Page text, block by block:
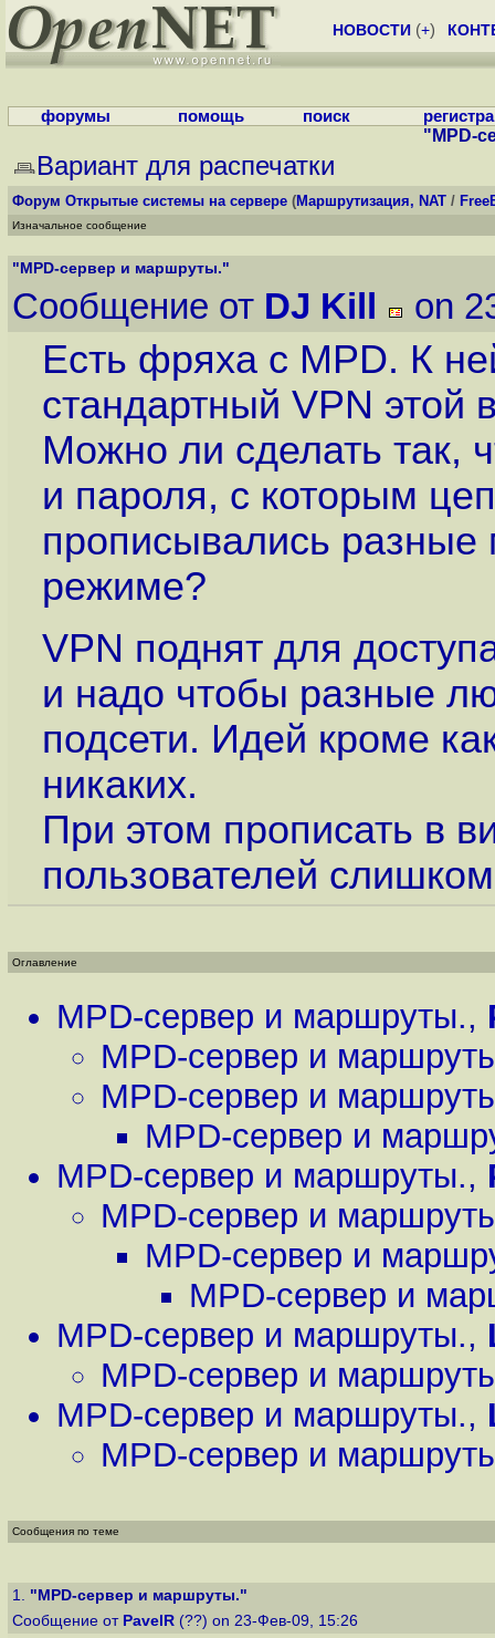
НОВОСТИ (+)
форумы помощь поиск
"MPD-
Вариант для распечатки
Форум Открытые системы на сервере (Маршрутизация, NAT /
Изначальное сообщение
"MPD-сервер и маршруты."
Сообщение от DJ Kill on
Есть фряха с MPD. К
стандартный VPN этой
Можно ли сделать так,
и пароля, с которым
прописывались
режиме?
VPN поднят для
и надо чтобы разные
подсети. Идей кроме
никаких.
При этом прописать в
пользователей
Оглавление
MPD-сервер и маршруты.,
MPD-сервер и
MPD-сервер и
MPD-сервер и
MPD-сервер и маршруты.,
MPD-сервер и
MPD-сервер и
MPD-сервер и
MPD-сервер и маршруты.,
MPD-сервер и
MPD-сервер и маршруты.,
MPD-сервер и
Сообщения по теме
1. "MPD-сервер и маршруты."
Сообщение от PavelR (??) on 23-Фев-09, 15:26